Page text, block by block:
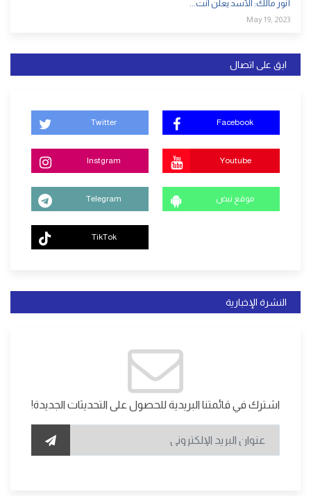
أنور مالك: الأسد يعلن انت...
May 19, 2023
ابق على اتصال
Twitter Facebook
Instgram Youtube
Telegram موقع نبض
TikTok
النشرة الإخبارية
اشترك في قائمتنا البريدية للحصول على التحديثات الجديدة!